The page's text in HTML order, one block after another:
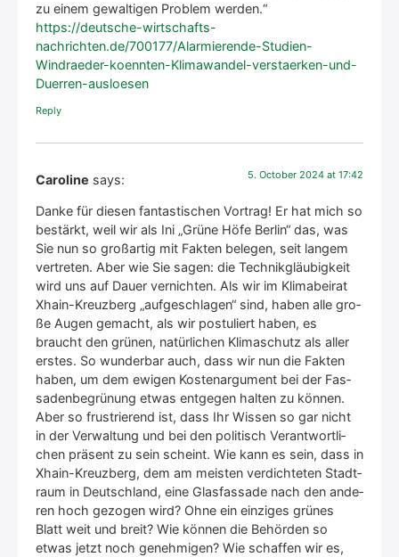
zu einem gewal­ti­gen Pro­blem wer­den.“
https://deutsche-wirtschafts-
nachrichten.de/700177/Alarmierende-Studien-
Windraeder-koennten-Klimawandel-verstaerken-und-
Duerren-ausloesen
Rep­ly
Caroline says: 5. Octo­ber 2024 at 17:42
Dan­ke für die­sen fan­tas­ti­schen Vor­trag! Er hat mich so
bestärkt, weil wir als Ini „Grü­ne Höfe Ber­lin“ das, was
Sie nun so groß­ar­tig mit Fak­ten bele­gen, seit lan­gem
ver­tre­ten. Aber wie Sie sagen: die Tech­nik­gläu­big­keit
wird uns auf Dau­er ver­nich­ten. Als wir im Kli­ma­bei­rat
Xhain-Kreuz­berg „auf­ge­schla­gen“ sind, haben alle gro­
ße Augen gemacht, als wir pos­tu­liert haben, es
braucht den grü­nen, natür­li­chen Kli­ma­schutz als aller
ers­tes. So wun­der­bar auch, dass wir nun die Fak­ten
haben, um dem ewi­gen Kos­ten­ar­gu­ment bei der Fas­
sa­den­be­grü­nung etwas ent­ge­gen hal­ten zu kön­nen.
Aber so frus­trie­rend ist, dass Ihr Wis­sen so gar nicht
in der Ver­wal­tung und bei den poli­tisch Ver­ant­wort­li­
chen prä­sent zu sein scheint. Wie kann es sein, dass in
Xhain-Kreuz­berg, dem am meis­ten ver­dich­te­ten Stadt­
raum in Deutsch­land, eine Glas­fas­sa­de nach den ande­
ren hoch gezo­gen wird? Ohne ein ein­zi­ges grü­nes
Blatt weit und breit? Wie kön­nen die Behör­den so
etwas jetzt noch geneh­mi­gen? Wie schaf­fen wir es,